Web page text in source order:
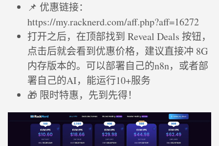
📌 优惠链接：
https://my.racknerd.com/aff.php?aff=16272
打开之后，在顶部找到 Reveal Deals 按钮，
点击后就会看到优惠价格，建议直接冲 8G
内存版本的。可以部署自己的n8n，或者部
署自己的AI，能运行10+服务
🎁 限时特惠，先到先得！